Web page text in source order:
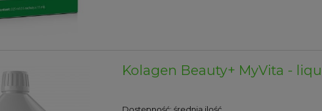
Kolagen Beauty+ MyVita -